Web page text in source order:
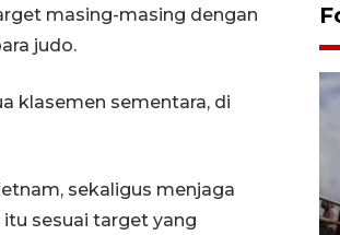
masing-masing dengan
judo.
klasemen sementara, di
sekaligus menjaga
sesuai target yang